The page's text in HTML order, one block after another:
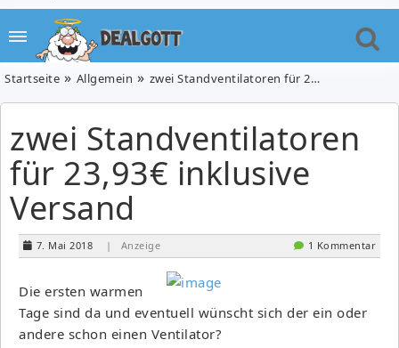
Startseite Allgemein zwei Standventilatoren für 23,93€ inklusive Versand
zwei Standventilatoren
für 23,93€ inklusive
Versand
7. Mai 2018 | Anzeige 1 Kommentar
Die ersten warmen
Tage sind da und eventuell wünscht sich der ein oder
andere schon einen Ventilator?